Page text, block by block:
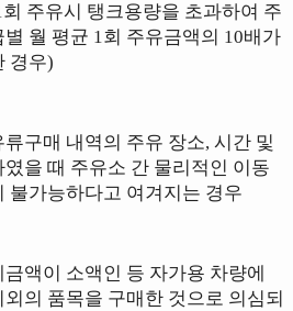
주유시 탱크용량을 초과하여 주
월 평균 1회 주유금액의 10배가
경우)
구매 내역의 주유 장소, 시간 및
을 때 주유소 간 물리적인 이동
불가능하다고 여겨지는 경우
액이 소액인 등 자가용 차량에
의 품목을 구매한 것으로 의심되